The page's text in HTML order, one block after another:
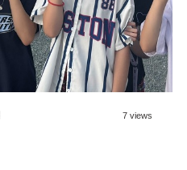
7 views